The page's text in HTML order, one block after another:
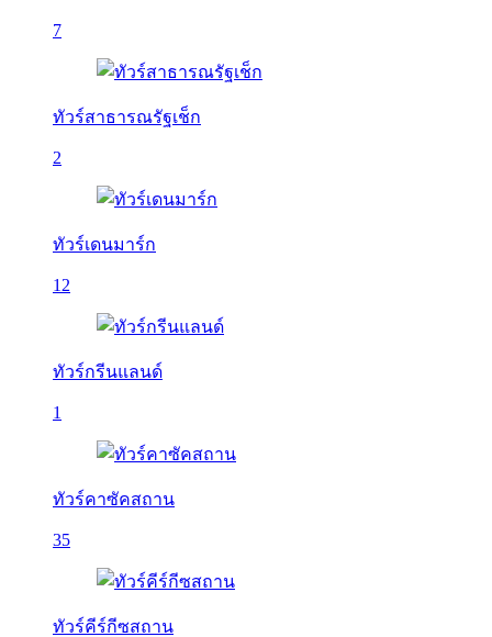
7
ทัวร์สาธารณรัฐเช็ก
2
ทัวร์เดนมาร์ก
12
ทัวร์กรีนแลนด์
1
ทัวร์คาซัคสถาน
35
ทัวร์คีร์กีซสถาน